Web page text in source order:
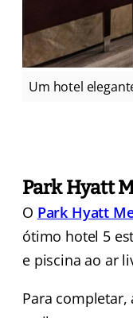
Um hotel
Park Hyatt
O Park Hyatt
ótimo hotel 5
e piscina ao ar
Para